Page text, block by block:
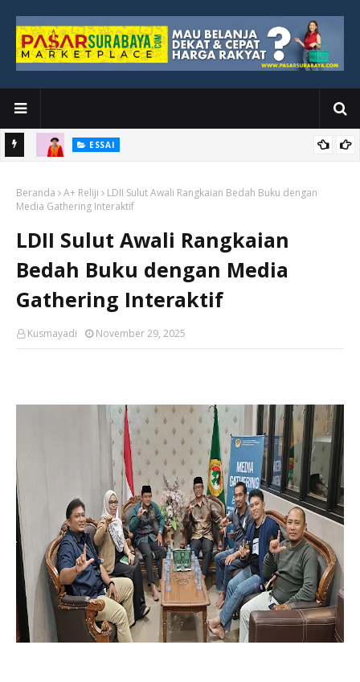
ESSAI
Tidak Berhenti di Panggung Wisuda
Beranda A+ Reliji
LDII Sulut Awali Rangkaian Bedah Buku dengan
Media Gathering Interaktif
LDII Sulut Awali Rangkaian
Bedah Buku dengan Media
Gathering Interaktif
Kusmayadi November 29, 2025